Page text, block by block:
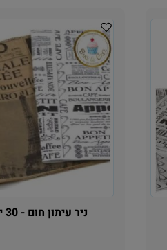
ניר עיתון חום - 30 יחידות